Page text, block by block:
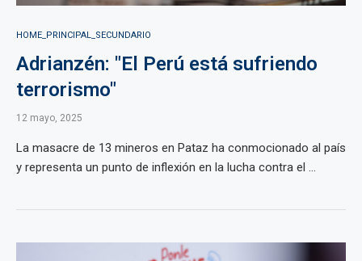
HOME_PRINCIPAL_SECUNDARIO
Adrianzén: "El Perú está sufriendo
terrorismo"
12 mayo, 2025
La masacre de 13 mineros en Pataz ha conmocionado al país
y representa un punto de inflexión en la lucha contra el ...